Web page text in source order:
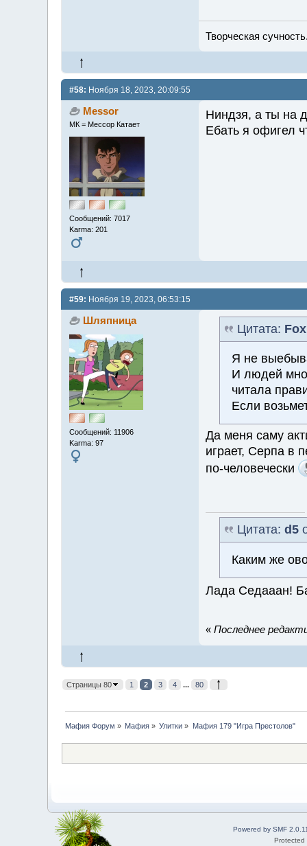
Творческая
#58: Ноября 18, 2023, 20:09:55
Messor
МК = Мессор Катает
Сообщений: 7017
Karma: 201
Ниндзя, а ты на
Ебать я офигел
#59: Ноября 19, 2023, 06:53:15
Шляпница
Сообщений: 11906
Karma: 97
Цитата:
Я не
И людей
читала
Если
Да меня саму
играет, Серпа в
по-человечески
Цитата: d5
Каким же
Лада Седааан!
« Последнее
Страницы 80 1 2 3 4 ... 80
Мафия Форум » Мафия » Улитки » Мафия 179 "Игра Престолов"
Powered by SMF